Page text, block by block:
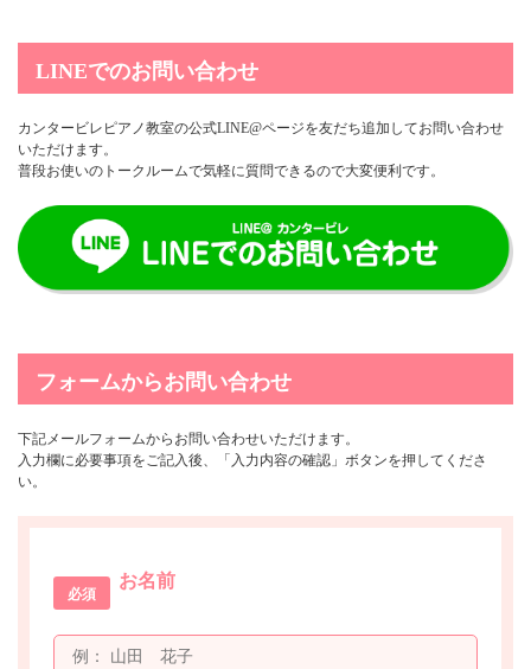
LINEでのお問い合わせ
カンタービレピアノ教室の公式LINE@ページを友だち追加してお問い合わせ
いただけます。
普段お使いのトークルームで気軽に質問できるので大変便利です。
フォームからお問い合わせ
下記メールフォームからお問い合わせいただけます。
入力欄に必要事項をご記入後、「入力内容の確認」ボタンを押してくださ
い。
必須
お名前